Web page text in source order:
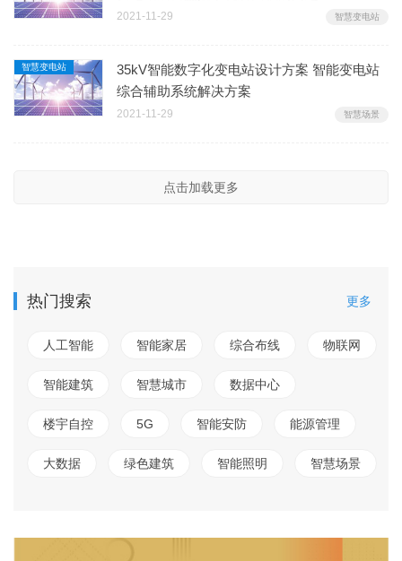
2021-11-29 智慧变电站
智慧变电站
35kV智能数字化变电站设计方案 智能变电站
综合辅助系统解决方案
2021-11-29 智慧场景
点击加载更多
热门搜索 更多
人工智能 智能家居 综合布线 物联网
智能建筑 智慧城市 数据中心
楼宇自控 5G 智能安防 能源管理
大数据 绿色建筑 智能照明 智慧场景